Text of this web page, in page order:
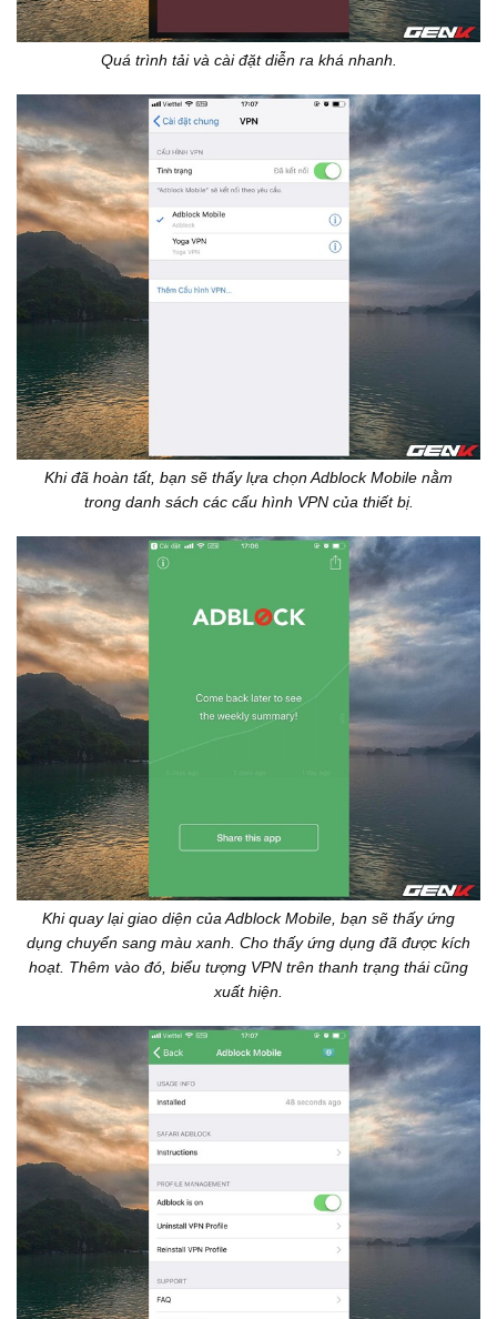
Quá trình tải và cài đặt diễn ra khá nhanh.
Khi đã hoàn tất, bạn sẽ thấy lựa chọn Adblock Mobile nằm
trong danh sách các cấu hình VPN của thiết bị.
Khi quay lại giao diện của Adblock Mobile, bạn sẽ thấy ứng
dụng chuyển sang màu xanh. Cho thấy ứng dụng đã được kích
hoạt. Thêm vào đó, biểu tượng VPN trên thanh trạng thái cũng
xuất hiện.